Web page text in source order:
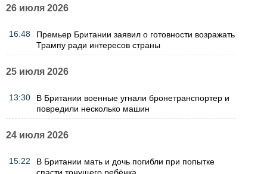
26 июля 2026
16:48
Премьер Британии заявил о готовности возражать
Трампу ради интересов страны
25 июля 2026
13:30
В Британии военные угнали бронетранспортер и
повредили несколько машин
24 июля 2026
15:22
В Британии мать и дочь погибли при попытке
спасти тонущего ребёнка